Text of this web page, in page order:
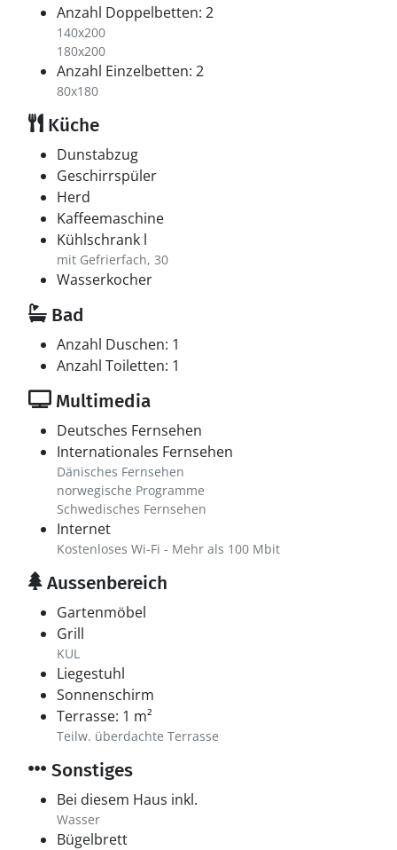
Anzahl Doppelbetten: 2
140x200
180x200
Anzahl Einzelbetten: 2
80x180
Küche
Dunstabzug
Geschirrspüler
Herd
Kaffeemaschine
Kühlschrank l
mit Gefrierfach, 30
Wasserkocher
Bad
Anzahl Duschen: 1
Anzahl Toiletten: 1
Multimedia
Deutsches Fernsehen
Internationales Fernsehen
Dänisches Fernsehen
norwegische Programme
Schwedisches Fernsehen
Internet
Kostenloses Wi-Fi - Mehr als 100 Mbit
Aussenbereich
Gartenmöbel
Grill
KUL
Liegestuhl
Sonnenschirm
Terrasse: 1 m²
Teilw. überdachte Terrasse
Sonstiges
Bei diesem Haus inkl.
Wasser
Bügelbrett